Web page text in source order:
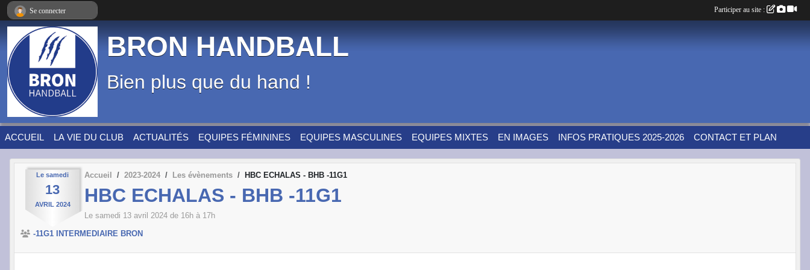
BRON HANDBALL
Bien plus que du hand !
ACCUEIL LA VIE DU CLUB ACTUALITÉS EQUIPES FÉMININES EQUIPES MASCULINES EQUIPES MIXTES EN IMAGES INFOS PRATIQUES 2025-2026 CONTACT ET PLAN
Le samedi
13
AVRIL 2024
Accueil 2023-2024 Les évènements HBC ECHALAS - BHB -11G1
HBC ECHALAS - BHB -11G1
Le samedi 13 avril 2024 de 16h à 17h
-11G1 INTERMEDIAIRE BRON
Se connecter Participer au site :
Panneau de gestion des cookies